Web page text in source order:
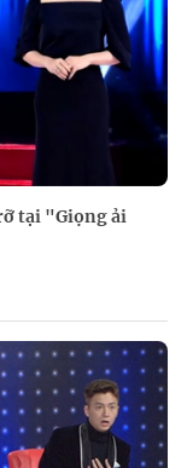
tại "Giọng ải